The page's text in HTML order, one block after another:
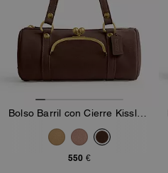
Bolso Barril con Cierre Kisslock
550 €